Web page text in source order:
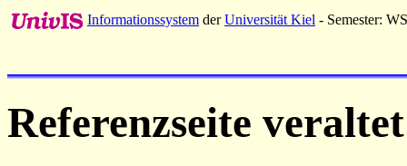
Informationssystem derUniversität Kiel - Semester:
Referenzseite veraltet